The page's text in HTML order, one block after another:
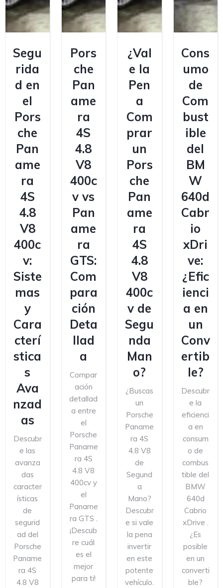
Segu
rida
d en
el
Pors
che
Pan
ame
ra
4S
4.8
V8
400c
v:
Siste
mas
y
Cara
cterí
stica
s
Ava
nzad
as
Descubr
e las
avanza
das
caracter
ísticas
de
segurid
ad del
Porsche
Paname
ra 4S
4.8 V8
Pors
che
Pan
ame
ra
4S
4.8
V8
400c
v vs
Pan
ame
ra
GTS:
Com
para
ción
Deta
llad
a
Compar
ación
detallad
a entre
el
Porsche
Paname
ra 4S
4.8 V8
400cv y
el
Paname
ra GTS .
¡Descub
re cuál
es el
mejor
para ti!
¿Val
e la
Pen
a
Com
prar
un
Pors
che
Pan
ame
ra
4S
4.8
V8
400c
v de
Segu
nda
Man
o?
¿Buscas
un
Porsche
Paname
ra 4S
4.8 V8
de
Segund
a
Mano?
Descubr
e si vale
la pena
invertir
en este
potente
vehículo.
Cons
umo
de
Com
bust
ible
del
BM
W
640d
Cabr
io
xDri
ve:
¿Efic
ienci
a en
un
Conv
ertib
le?
Descubr
e la
eficienci
a en
consum
o de
combus
tible del
BMW
640d
Cabrio
xDrive .
¿Es
posible
en un
converti
ble?